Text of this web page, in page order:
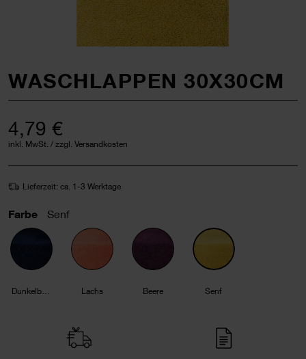
WASCHLAPPEN 30X30CM
4,79 €
inkl. MwSt. / zzgl. Versandkosten
Lieferzeit: ca. 1-3 Werktage
Farbe Senf
Lachs Beere Senf